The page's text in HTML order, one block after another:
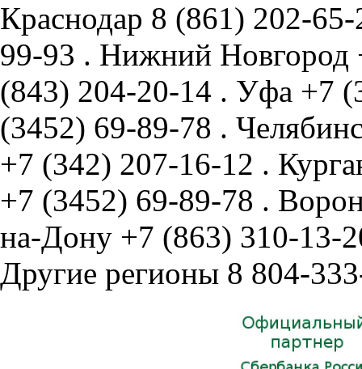
Краснодар 8 (861) 202-
99-93 . Нижний Новгород
(843) 204-20-14 . Уфа +7
(3452) 69-89-78 .
+7 (342) 207-16-12 .
+7 (3452) 69-89-78 .
на-Дону +7 (863) 310-13-
Другие регионы 8 804-